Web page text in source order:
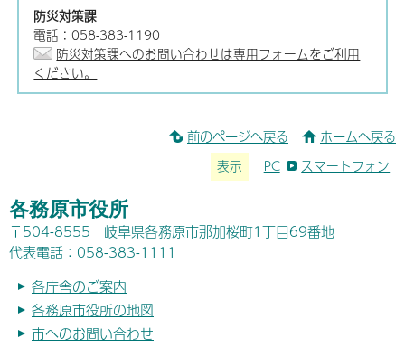
防災対策課
電話：058-383-1190
防災対策課へのお問い合わせは専用フォームをご利用
ください。
前のページへ戻る ホームへ戻る
表示 PC スマートフォン
各務原市役所
〒504-8555 岐阜県各務原市那加桜町1丁目69番地
代表電話：058-383-1111
各庁舎のご案内
各務原市役所の地図
市へのお問い合わせ